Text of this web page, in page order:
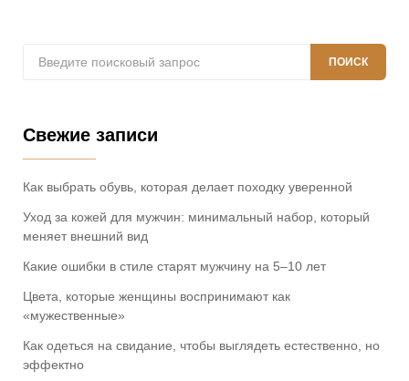
ПОИСК
Свежие записи
Как выбрать обувь, которая делает походку уверенной
Уход за кожей для мужчин: минимальный набор, который
меняет внешний вид
Какие ошибки в стиле старят мужчину на 5–10 лет
Цвета, которые женщины воспринимают как
«мужественные»
Как одеться на свидание, чтобы выглядеть естественно, но
эффектно